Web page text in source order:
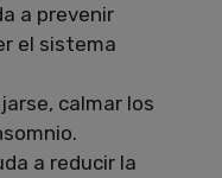
a prevenir
el sistema
calmar los
a reducir la